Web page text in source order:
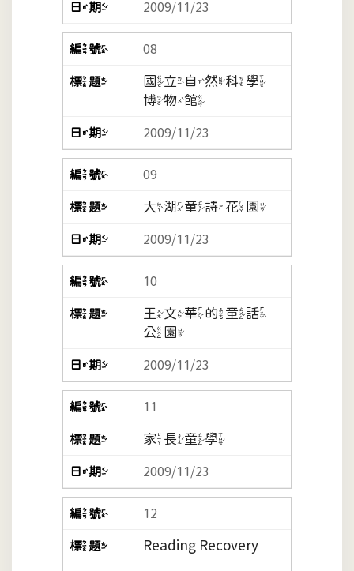
2009/11/23
08
國立自然科學
博物館
2009/11/23
09
大湖童詩花園
2009/11/23
10
王文華的童話
公園
2009/11/23
11
家長童學
2009/11/23
12
Reading Recovery